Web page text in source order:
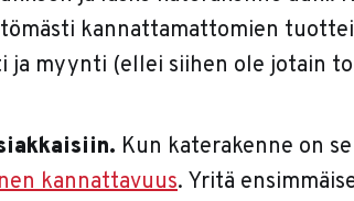
kannattamattomien
ja myynti (ellei siihen ole jotain
Kun katerakenne on
kannattavuus. Yritä